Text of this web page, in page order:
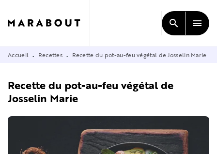
CONTENU
search menu
Accueil • Recettes • Recette du pot-au-feu végétal de Josselin Marie
Recette du pot-au-feu végétal de
Josselin Marie